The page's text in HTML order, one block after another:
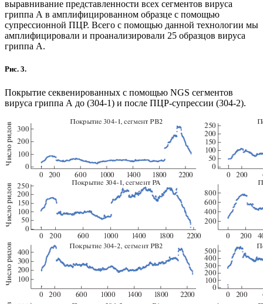
выравнивание представленности всех сегментов вируса
гриппа А в амплифицированном образце с помощью
супрессионной ПЦР. Всего с помощью данной технологии мы
амплифицировали и проанализировали 25 образцов вируса
гриппа А.
Рис. 3.
Покрытие секвенированных с помощью NGS сегментов
вируса гриппа А до (304-1) и после ПЦР-супрессии (304-2).